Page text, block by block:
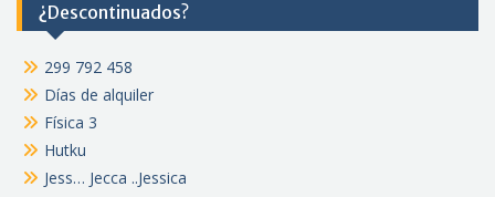
¿Descontinuados?
299 792 458
Días de alquiler
Física 3
Hutku
Jess… Jecca ..Jessica